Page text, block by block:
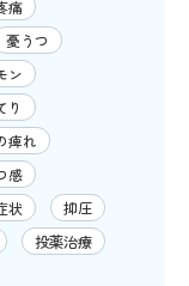
痛
憂うつ
ン
り
痺れ
感
状
抑圧
投薬治療